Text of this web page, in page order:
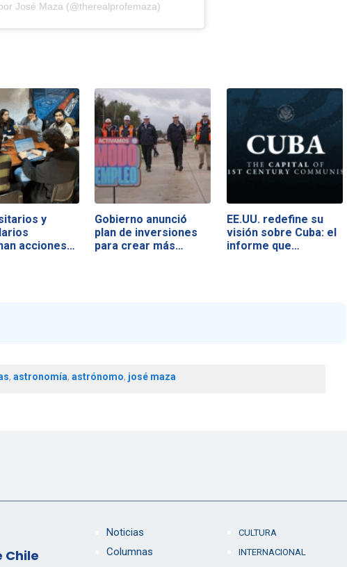
José Maza (@therealprofemaza)
y
acciones…
Gobierno anunció
plan de inversiones
para crear más…
EE.UU. redefine su
visión sobre Cuba: el
informe que…
, astronomía, astrónomo, josé maza
Chile
Noticias
Columnas
CULTURA
INTERNACIONAL